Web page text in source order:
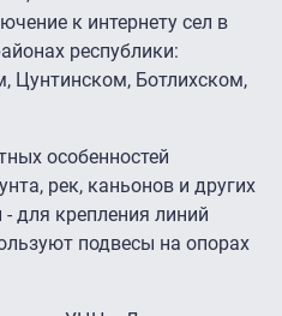
к интернету сел в
республики:
Цунтинском, Ботлихском,
особенностей
рек, каньонов и других
- для крепления линий
подвесы на опорах